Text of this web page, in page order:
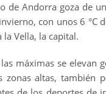
de Andorra goza de
con unos 6 °C
Vella, la capital.
máximas se elevan
zonas altas, también